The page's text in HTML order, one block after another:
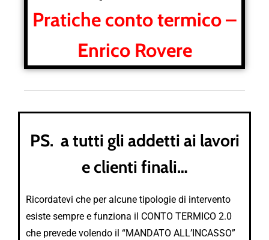
Pratiche conto termico –
Enrico Rovere
PS. a tutti gli addetti ai lavori
e clienti finali…
Ricordatevi che per alcune tipologie di intervento
esiste sempre e funziona il CONTO TERMICO 2.0
che prevede volendo il “MANDATO ALL’INCASSO”